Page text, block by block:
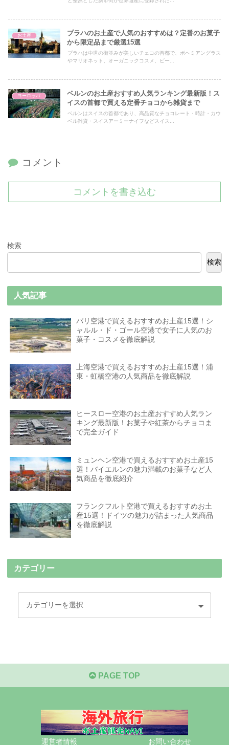
お土産
プラハのお土産で人気のおすすめは？定番のお菓子
から限定品まで厳選15選
プラハは中世の街並みが美しいチェコの首都で、ボヘミアングラス
やマリオネット、オーガニックコスメ、ビー...
ヨーロッパ
ベルンのお土産おすすめ人気ランキング最新版！ス
イスの首都で買える定番チョコから雑貨まで
ベルンはスイスの首都であり、高品質なチョコレート・時計・カウ
ベル雑貨・スイスアーミーナイフなどスイス...
コメント
コメントを書き込む
検索
検索
人気記事
パリ空港で買えるおすすめお土産15選！シ
ャルル・ド・ゴール空港で女子に人気のお
菓子・コスメを徹底解説
上海空港で買えるおすすめお土産15選！浦
東・虹橋空港の人気商品を徹底解説
ヒースロー空港のお土産おすすめ人気ラン
キング最新版！お菓子や紅茶からチョコま
で完全ガイド
ミュンヘン空港で買えるおすすめお土産15
選！バイエルンの魅力満載のお菓子など人
気商品を徹底紹介
フランクフルト空港で買えるおすすめお土
産15選！ドイツの魅力が詰まった人気商品
を徹底解説
カテゴリー
PAGE TOP
運営者情報 お問い合わせ